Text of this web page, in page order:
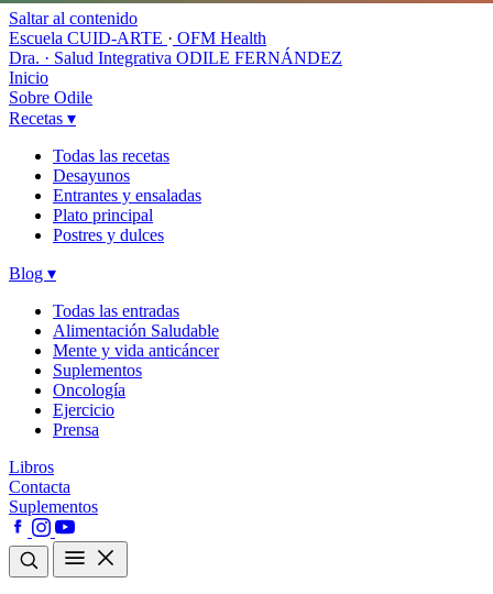
Saltar al contenido
Escuela CUID-ARTE · OFM Health
Dra. · Salud Integrativa ODILE FERNÁNDEZ
Inicio
Sobre Odile
Recetas ▾
Todas las recetas
Desayunos
Entrantes y ensaladas
Plato principal
Postres y dulces
Blog ▾
Todas las entradas
Alimentación Saludable
Mente y vida anticáncer
Suplementos
Oncología
Ejercicio
Prensa
Libros
Contacta
Suplementos